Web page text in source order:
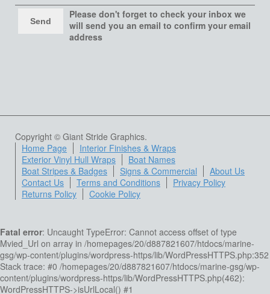
Please don't forget to check your inbox we
will send you an email to confirm your email
address
Copyright © Giant Stride Graphics.
Home Page
Interior Finishes & Wraps
Exterior Vinyl Hull Wraps
Boat Names
Boat Stripes & Badges
Signs & Commercial
About Us
Contact Us
Terms and Conditions
Privacy Policy
Returns Policy
Cookie Policy
Fatal error: Uncaught TypeError: Cannot access offset of type
Mvied_Url on array in /homepages/20/d887821607/htdocs/marine-
gsg/wp-content/plugins/wordpress-https/lib/WordPressHTTPS.php:352
Stack trace: #0 /homepages/20/d887821607/htdocs/marine-gsg/wp-
content/plugins/wordpress-https/lib/WordPressHTTPS.php(462):
WordPressHTTPS->isUrlLocal() #1